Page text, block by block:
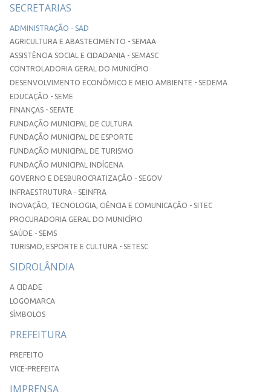
SECRETARIAS
ADMINISTRAÇÃO - SAD
AGRICULTURA E ABASTECIMENTO - SEMAA
ASSISTÊNCIA SOCIAL E CIDADANIA - SEMASC
CONTROLADORIA GERAL DO MUNICÍPIO
DESENVOLVIMENTO ECONÔMICO E MEIO AMBIENTE - SEDEMA
EDUCAÇÃO - SEME
FINANÇAS - SEFATE
FUNDAÇÃO MUNICIPAL DE CULTURA
FUNDAÇÃO MUNICIPAL DE ESPORTE
FUNDAÇÃO MUNICIPAL DE TURISMO
FUNDAÇÃO MUNICIPAL INDÍGENA
GOVERNO E DESBUROCRATIZAÇÃO - SEGOV
INFRAESTRUTURA - SEINFRA
INOVAÇÃO, TECNOLOGIA, CIÊNCIA E COMUNICAÇÃO - SITEC
PROCURADORIA GERAL DO MUNICÍPIO
SAÚDE - SEMS
TURISMO, ESPORTE E CULTURA - SETESC
SIDROLÂNDIA
A CIDADE
LOGOMARCA
SÍMBOLOS
PREFEITURA
PREFEITO
VICE-PREFEITA
IMPRENSA